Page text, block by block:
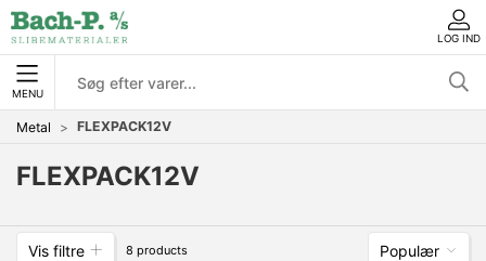
LOG IND
MENU
Metal FLEXPACK12V
FLEXPACK12V
Vis filtre 8 products Populær